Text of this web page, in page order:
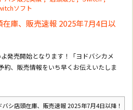
ソフト
庫、販売速報 2025年7月4日以
発売開始となります！「ヨドバシカメ
約、販売情報をいち早くお伝えいたしま
シ店頭在庫、販売速報 2025年7月4日以降！